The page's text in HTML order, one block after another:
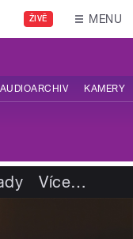
ŽIVĚ MENU
AUDIOARCHIV KAMERY
Více…